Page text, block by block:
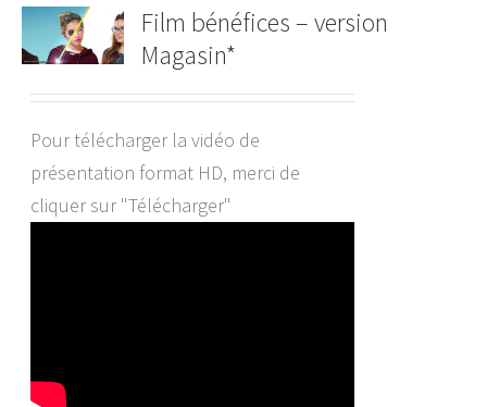
Film bénéfices – version
Magasin*
Pour télécharger la vidéo de
présentation format HD, merci de
cliquer sur "Télécharger"